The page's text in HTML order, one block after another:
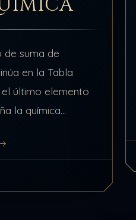
de suma de
en la Tabla
último elemento
la química
sino el